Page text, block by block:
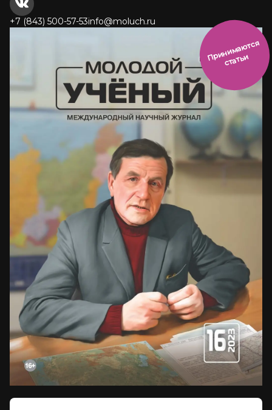
+7 (843) 500-57-53info@moluch.ru
П
р
и
н
и
м
а
ют
с
я
ст
ать
и